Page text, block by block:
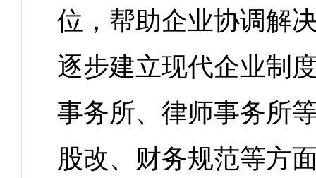
位，帮助企业协调解
逐步建立现代企业制
事务所、律师事务所
股改、财务规范等方